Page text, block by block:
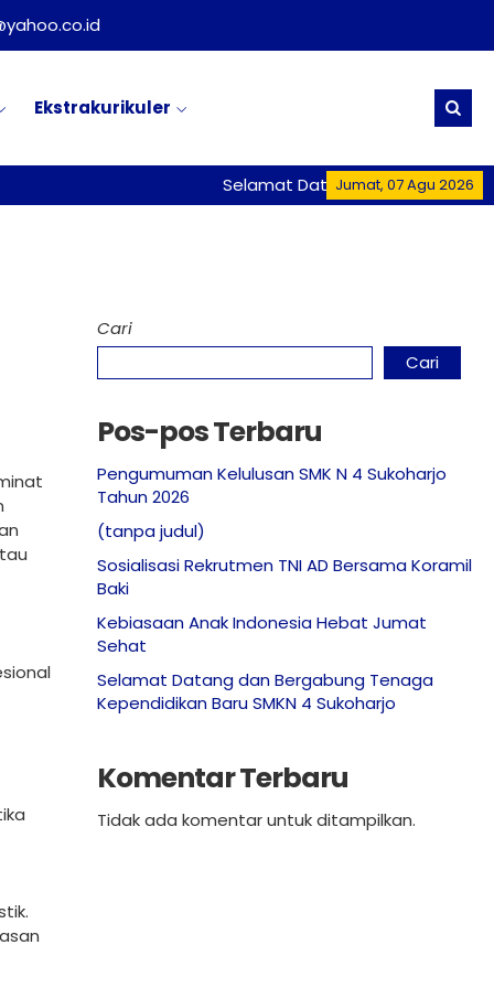
Ekstrakurikuler
Jumat, 07 Agu 2026
Selamat Datang di Website Resmi
Cari
Cari
Pos-pos Terbaru
Pengumuman Kelulusan SMK N 4 Sukoharjo
Tahun 2026
(tanpa judul)
Sosialisasi Rekrutmen TNI AD Bersama Koramil
Baki
Kebiasaan Anak Indonesia Hebat Jumat
Sehat
Selamat Datang dan Bergabung Tenaga
Kependidikan Baru SMKN 4 Sukoharjo
Komentar Terbaru
Tidak ada komentar untuk ditampilkan.